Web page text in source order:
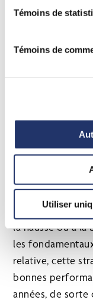
».
Témoins de
Témoins de
Utiliser
correspondant a
plus que l’indice
La
devenir
Le placement
parti de la «
prolongent la
la hausse ou à la
les
relative, cette
bonnes
années, de